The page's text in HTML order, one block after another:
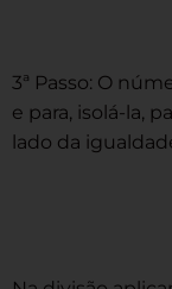
3ª Passo: O
e para, isolá-la,
lado da